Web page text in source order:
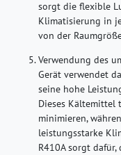
sorgt die flexible
Klimatisierung in
von der
Verwendung des
Gerät verwendet
seine hohe
Dieses Kältemittel
minimieren,
leistungsstarke
R410A sorgt dafür,